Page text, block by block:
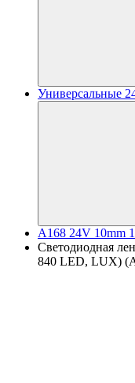
Универсальные
A168 24V 10mm
Светодиодная
840 LED, LUX)